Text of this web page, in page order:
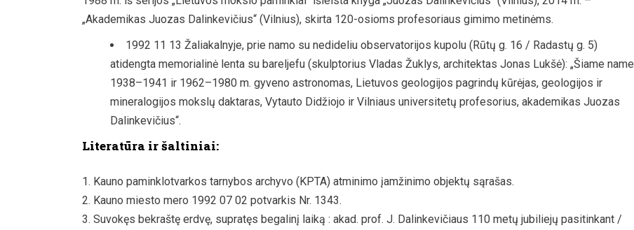
„Akademikas Juozas Dalinkevičius“ (Vilnius), skirta 120-osioms profesoriaus gimimo metinėms.
1992 11 13 Žaliakalnyje, prie namo su nedideliu observatorijos kupolu (Rūtų g. 16 / Radastų g. 5)
atidengta memorialinė lenta su bareljefu (skulptorius Vladas Žuklys, architektas Jonas Lukšė): „Šiame name
1938–1941 ir 1962–1980 m. gyveno astronomas, Lietuvos geologijos pagrindų kūrėjas, geologijos ir
mineralogijos mokslų daktaras, Vytauto Didžiojo ir Vilniaus universitetų profesorius, akademikas Juozas
Dalinkevičius“.
Literatūra ir šaltiniai:
Kauno paminklotvarkos tarnybos archyvo (KPTA) atminimo įamžinimo objektų sąrašas.
Kauno miesto mero 1992 07 02 potvarkis Nr. 1343.
Suvokęs bekraštę erdvę, supratęs begalinį laiką : akad. prof. J. Dalinkevičiaus 110 metų jubiliejų pasitinkant /